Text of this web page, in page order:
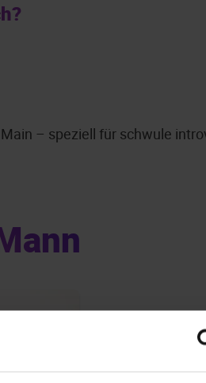
– speziell für schwule